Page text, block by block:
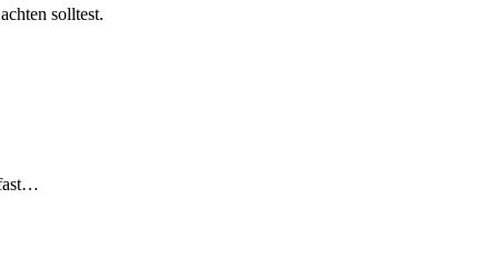
solltest.